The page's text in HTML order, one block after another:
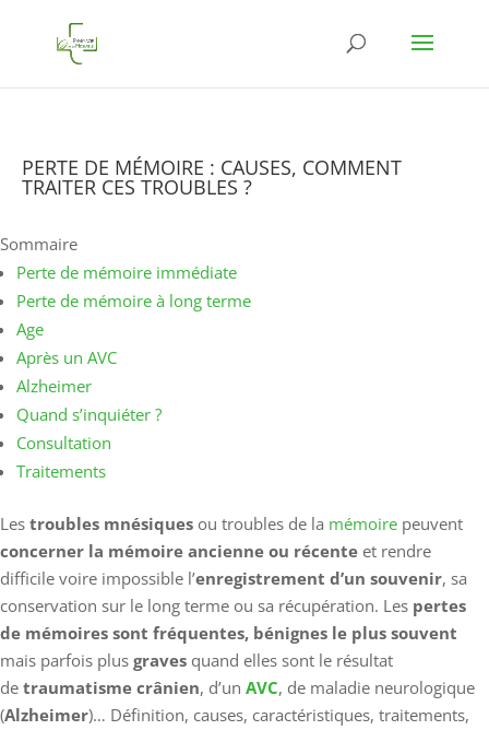
PERTE DE MÉMOIRE : CAUSES, COMMENT
TRAITER CES TROUBLES ?
Sommaire
Perte de mémoire immédiate
Perte de mémoire à long terme
Age
Après un AVC
Alzheimer
Quand s’inquiéter ?
Consultation
Traitements
Les troubles mnésiques ou troubles de la mémoire peuvent
concerner la mémoire ancienne ou récente et rendre
difficile voire impossible l’enregistrement d’un souvenir, sa
conservation sur le long terme ou sa récupération. Les pertes
de mémoires sont fréquentes, bénignes le plus souvent
mais parfois plus graves quand elles sont le résultat
de traumatisme crânien, d’un AVC, de maladie neurologique
(Alzheimer)… Définition, causes, caractéristiques, traitements,